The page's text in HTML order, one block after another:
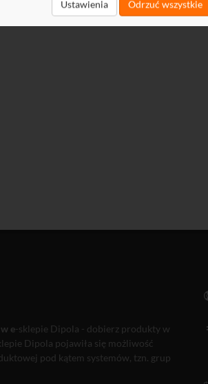
Ustawienia Odrzuć wszystkie
e-sklepie Dipola - dobierz produkty w
Dipola pojawiła się możliwość
pod kątem systemów, tzn. grup